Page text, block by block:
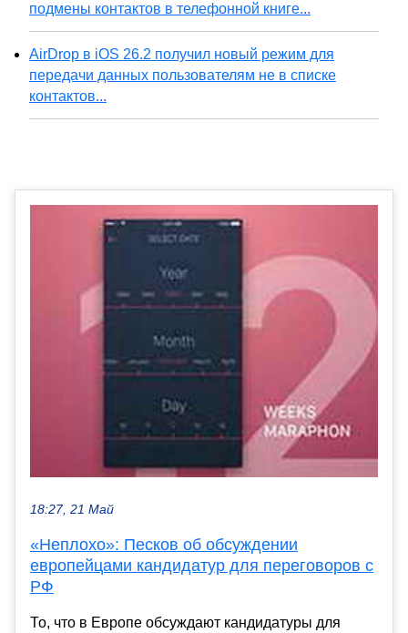
подмены контактов в телефонной книге...
AirDrop в iOS 26.2 получил новый режим для
передачи данных пользователям не в списке
контактов...
18:27, 21 Май
«Неплохо»: Песков об обсуждении
европейцами кандидатур для переговоров с
РФ
То, что в Европе обсуждают кандидатуры для